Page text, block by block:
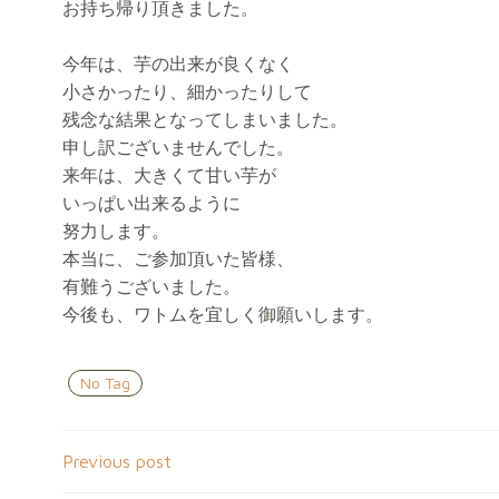
お持ち帰り頂きました。
今年は、芋の出来が良くなく
小さかったり、細かったりして
残念な結果となってしまいました。
申し訳ございませんでした。
来年は、大きくて甘い芋が
いっぱい出来るように
努力します。
本当に、ご参加頂いた皆様、
有難うございました。
今後も、ワトムを宜しく御願いします。
No Tag
Post
Previous post